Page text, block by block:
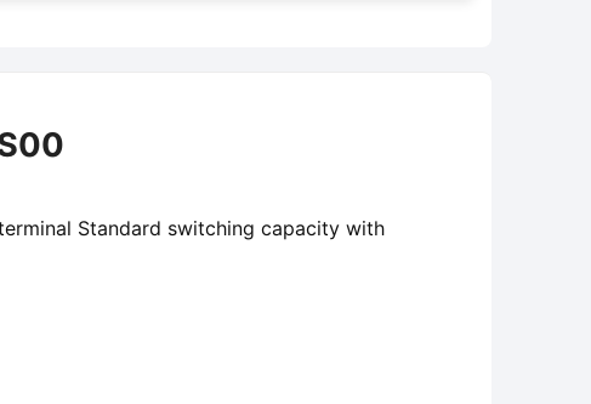
Standard switching capacity with